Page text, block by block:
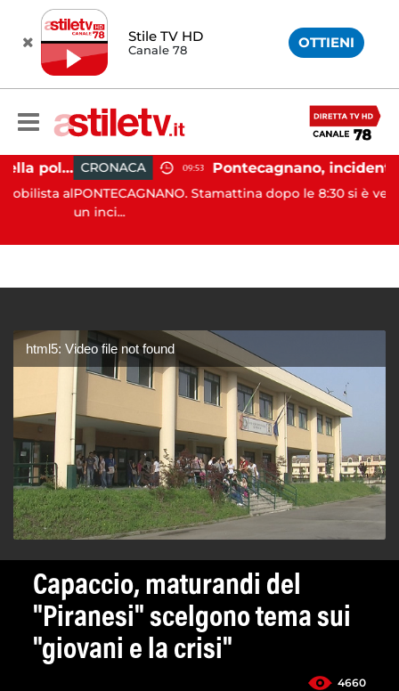
Stile TV HD
Canale 78 OTTIENI
Castellabate, agente della polizia locale aggredito per una multa: turista denunciato
al
CRONACA 09:53
PONTECAGNANO. Stamattina dopo le 8:30 si è
un inci...
html5: Video file not found
Capaccio, maturandi del
"Piranesi" scelgono tema sui
"giovani e la crisi"
4660